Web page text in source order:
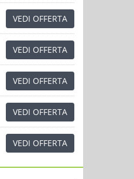
VEDI OFFERTA
VEDI OFFERTA
VEDI OFFERTA
VEDI OFFERTA
VEDI OFFERTA